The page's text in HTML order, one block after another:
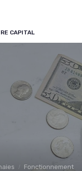
CAPITAL
Fonctionnement